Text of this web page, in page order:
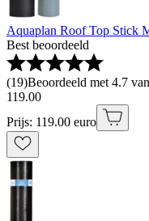
Aquaplan Roof Top Stick
Best beoordeeld
(19)Beoordeeld met 4.7
119.00
Prijs: 119.00 euro